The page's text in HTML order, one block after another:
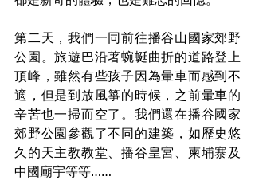
第二天，我們一同前往播谷山國家郊野
公園。旅遊巴沿著蜿蜒曲折的道路登上
頂峰，雖然有些孩子因為暈車而感到不
適，但是到放風箏的時候，之前暈車的
辛苦也一掃而空了。我們還在播谷國家
郊野公園參觀了不同的建築，如歷史悠
久的天主教教堂、播谷皇宮、柬埔寨及
中國廟宇等等……